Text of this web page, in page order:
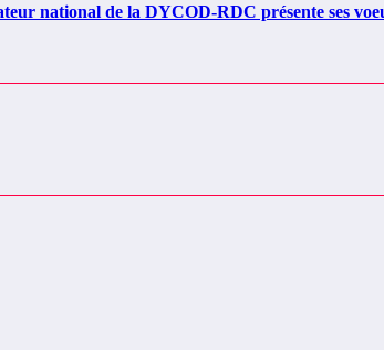
de la DYCOD-RDC présente ses